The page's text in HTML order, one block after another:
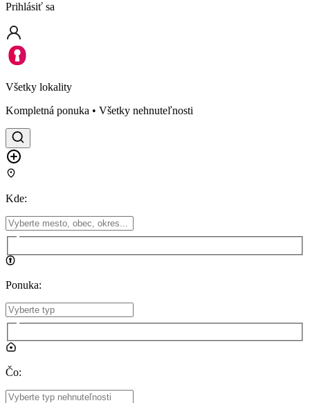
Prihlásiť sa
Všetky lokality
Kompletná ponuka • Všetky nehnuteľnosti
Kde:
Ponuka:
Čo: